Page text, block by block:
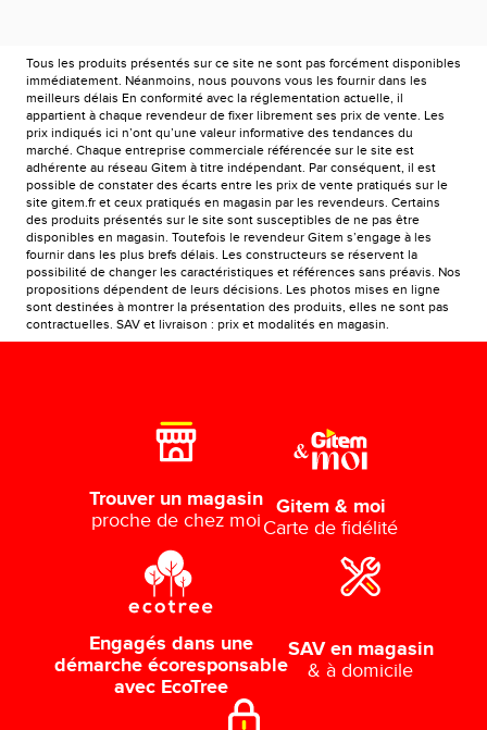
Tous les produits présentés sur ce site ne sont pas forcément disponibles
immédiatement. Néanmoins, nous pouvons vous les fournir dans les
meilleurs délais En conformité avec la réglementation actuelle, il
appartient à chaque revendeur de fixer librement ses prix de vente. Les
prix indiqués ici n’ont qu’une valeur informative des tendances du
marché. Chaque entreprise commerciale référencée sur le site est
adhérente au réseau Gitem à titre indépendant. Par conséquent, il est
possible de constater des écarts entre les prix de vente pratiqués sur le
site gitem.fr et ceux pratiqués en magasin par les revendeurs. Certains
des produits présentés sur le site sont susceptibles de ne pas être
disponibles en magasin. Toutefois le revendeur Gitem s’engage à les
fournir dans les plus brefs délais. Les constructeurs se réservent la
possibilité de changer les caractéristiques et références sans préavis. Nos
propositions dépendent de leurs décisions. Les photos mises en ligne
sont destinées à montrer la présentation des produits, elles ne sont pas
contractuelles. SAV et livraison : prix et modalités en magasin.
Trouver un magasin
proche de chez moi
Gitem & moi
Carte de fidélité
Engagés dans une
démarche écoresponsable
avec EcoTree
SAV en magasin
& à domicile